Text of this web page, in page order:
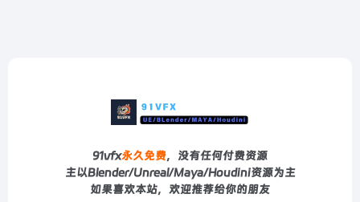
91vfx永久免费，没有任何付费资源
主以Blender/Unreal/Maya/Houdini资源为主
如果喜欢本站，欢迎推荐给你的朋友